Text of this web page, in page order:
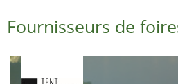
Fournisseurs de